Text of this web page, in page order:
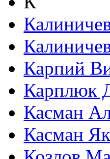
Карпий
Карплюк
Касман
Касман